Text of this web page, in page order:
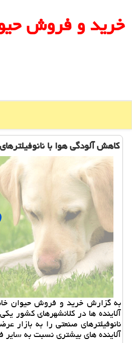
خرید و فروش
كاهش آلودگی هوا با
به گزارش خرید و فروش حیوان
آلاینده ها در کلانشهرهای کشور
نانوفیلترهای صنعتی را به
آلاینده های بیشتری نسبت به سایر